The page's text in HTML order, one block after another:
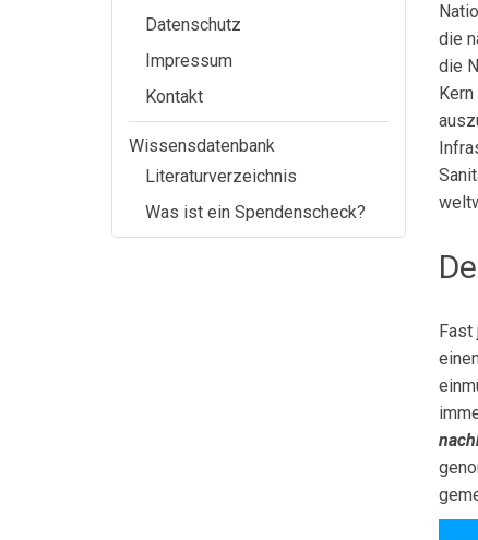
die
die
Fast
Datenschutz
Impressum
Kontakt
Wissensdatenbank
Literaturverzeichnis
Was ist ein Spendenscheck?